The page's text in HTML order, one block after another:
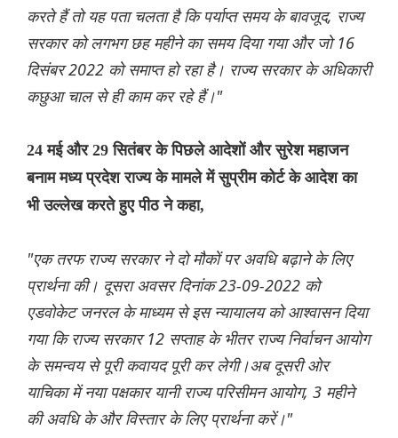
करते हैं तो यह पता चलता है कि पर्याप्त समय के बावजूद, राज्य
सरकार को लगभग छह महीने का समय दिया गया और जो 16
दिसंबर 2022 को समाप्त हो रहा है। राज्य सरकार के अधिकारी
कछुआ चाल से ही काम कर रहे हैं।"
24 मई और 29 सितंबर के पिछले आदेशों और सुरेश महाजन
बनाम मध्य प्रदेश राज्य के मामले में सुप्रीम कोर्ट के आदेश का
भी उल्लेख करते हुए पीठ ने कहा,
"एक तरफ राज्य सरकार ने दो मौकों पर अवधि बढ़ाने के लिए
प्रार्थना की। दूसरा अवसर दिनांक 23-09-2022 को
एडवोकेट जनरल के माध्यम से इस न्यायालय को आश्वासन दिया
गया कि राज्य सरकार 12 सप्ताह के भीतर राज्य निर्वाचन आयोग
के समन्वय से पूरी कवायद पूरी कर लेगी।अब दूसरी ओर
याचिका में नया पक्षकार यानी राज्य परिसीमन आयोग, 3 महीने
की अवधि के और विस्तार के लिए प्रार्थना करें।"